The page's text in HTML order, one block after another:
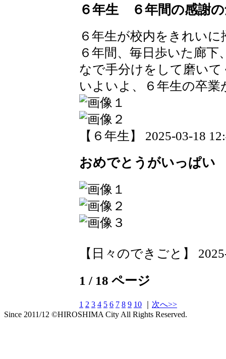
６年生 ６年間の感謝
６年生が校内をきれい
６年間、毎日歩いた廊
なで手分けをして磨い
いよいよ、６年生の卒
【６年生】 2025-03-18
おめでとうがいっぱい
【日々のできごと】
1 / 18 ページ
1 2 3 4 5 6 7 8 9 10
次へ>>
Since 2011/12 ©HIROSHIMA City All Rights Reserved.